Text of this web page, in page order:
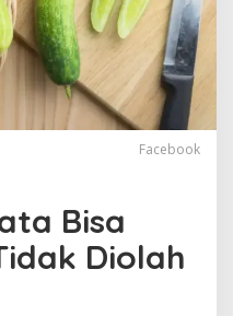
e
n
k
l
g
B
e
Facebook
Bisa
Diolah